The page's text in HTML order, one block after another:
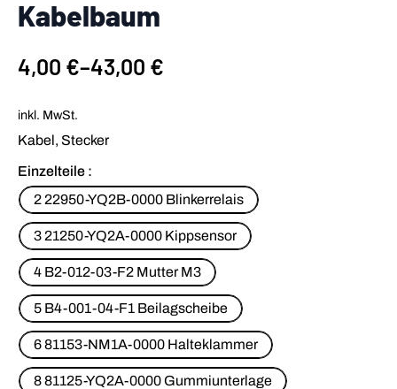
Kabelbaum
4,00 €–43,00 €
inkl. MwSt.
Kabel, Stecker
Einzelteile
2 22950-YQ2B-0000 Blinkerrelais
3 21250-YQ2A-0000 Kippsensor
4 B2-012-03-F2 Mutter M3
5 B4-001-04-F1 Beilagscheibe
6 81153-NM1A-0000 Halteklammer
8 81125-YQ2A-0000 Gummiunterlage